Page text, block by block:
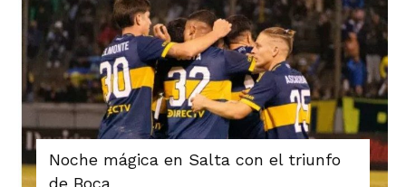
Noche mágica en Salta con el triunfo
de Boca